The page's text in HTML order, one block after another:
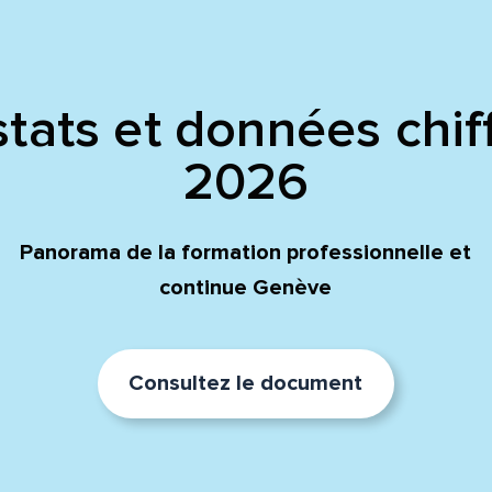
et données
2026
Panorama de la formation professionnelle et
continue Genève
Consultez le document